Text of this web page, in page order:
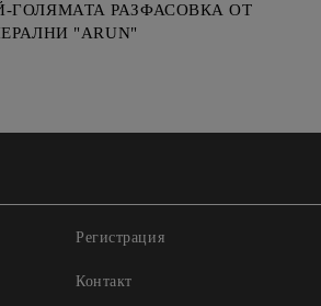
РАЗФАСОВКА ОТ
"ARUN"
Регистрация
Контакт